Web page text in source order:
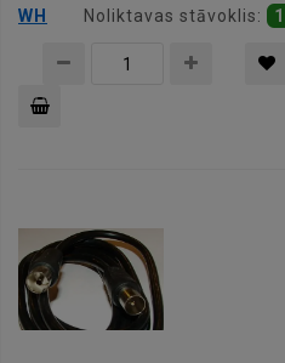
WH
Noliktavas stāvoklis: 1